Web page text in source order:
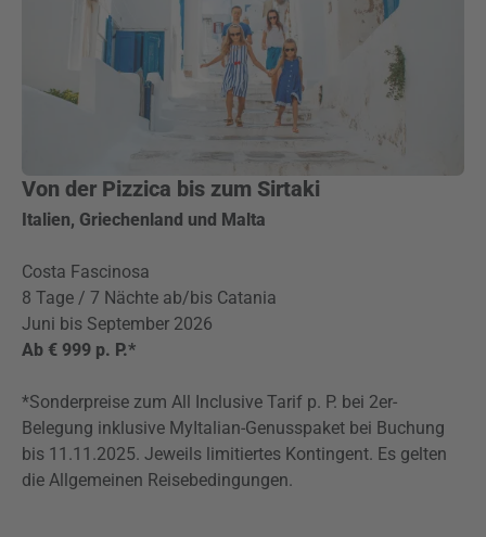
Von der Pizzica bis zum Sirtaki
Italien, Griechenland und Malta
Costa Fascinosa
8 Tage / 7 Nächte ab/bis Catania
Juni bis September 2026
Ab € 999 p. P.*
*Sonderpreise zum All Inclusive Tarif p. P. bei 2er-
Belegung inklusive MyItalian-Genusspaket bei Buchung
bis 11.11.2025. Jeweils limitiertes Kontingent. Es gelten
die Allgemeinen Reisebedingungen.